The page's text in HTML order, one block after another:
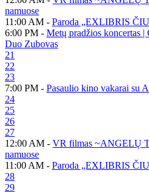
namuose
11:00 AM - Paroda „EXLIBRIS
6:00 PM - Metų pradžios
Duo Zubovas
21
22
23
7:00 PM - Pasaulio kino vakarai su
24
25
26
27
12:00 AM - VR filmas ~ANGELŲ
namuose
11:00 AM - Paroda „EXLIBRIS
28
29